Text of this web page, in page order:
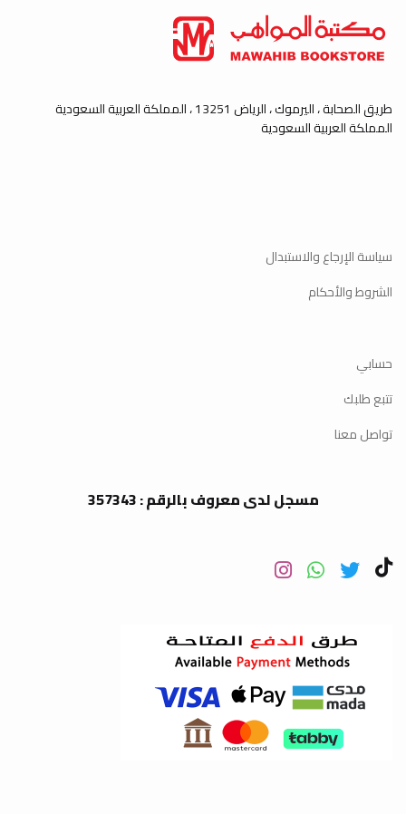
طريق الصحابة ، اليرموك ، الرياض 13251 ، المملكة العربية السعودية
المملكة العربية السعودية
سياسة الإرجاع والاستبدال
الشروط والأحكام
حسابي
تتبع طلبك
تواصل معنا
مسجل لدى معروف بالرقم : 357343